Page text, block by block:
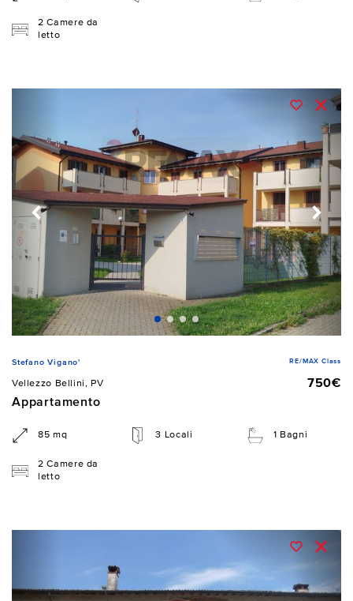
2 Camere da
letto
Stefano Vigano' RE/MAX Class
Vellezzo Bellini, PV
750€
Appartamento
85 mq 3 Locali 1 Bagni
2 Camere da
letto